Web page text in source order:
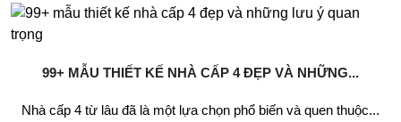
99+ MẪU THIẾT KẾ NHÀ CẤP 4 ĐẸP VÀ NHỮNG...
Nhà cấp 4 từ lâu đã là một lựa chọn phổ biến và quen thuộc...